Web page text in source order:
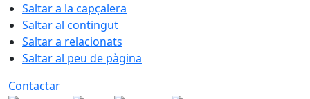
Saltar a la capçalera
Saltar al contingut
Saltar a relacionats
Saltar al peu de pàgina
Contactar